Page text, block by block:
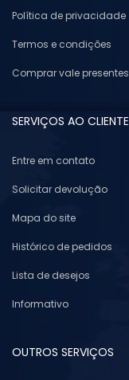
Política de privacidade
Termos e condições
Comprar vale presentes
SERVIÇOS AO CLIENTE
Entre em contato
Solicitar devolução
Mapa do site
Histórico de pedidos
Lista de desejos
Informativo
OUTROS SERVIÇOS